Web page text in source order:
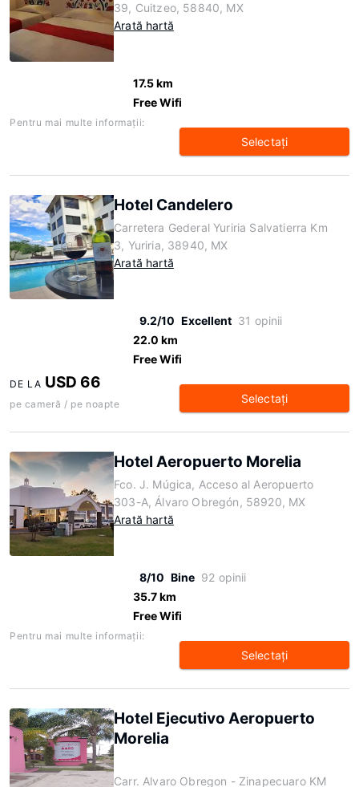
39, Cuitzeo, 58840, MX
Arată hartă
17.5 km
Free Wifi
Pentru mai multe informaţii:
Selectaţi
Hotel Candelero
Carretera Gederal Yuriria Salvatierra Km
3, Yuriria, 38940, MX
Arată hartă
9.2/10 Excellent 31 opinii
22.0 km
Free Wifi
DE LA USD 66
pe cameră / pe noapte Selectaţi
Hotel Aeropuerto Morelia
Fco. J. Múgica, Acceso al Aeropuerto
303-A, Álvaro Obregón, 58920, MX
Arată hartă
8/10 Bine 92 opinii
35.7 km
Free Wifi
Pentru mai multe informaţii:
Selectaţi
Hotel Ejecutivo Aeropuerto
Morelia
Carr. Alvaro Obregon - Zinapecuaro KM